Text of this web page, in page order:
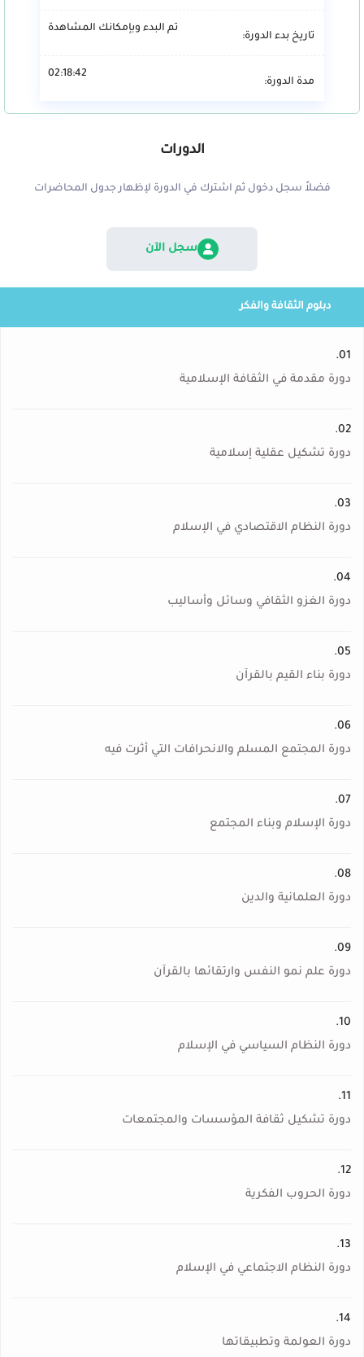
تاريخ بدء الدورة:
تم البدء وبإمكانك المشاهدة
مدة الدورة:
02:18:42
الدورات
فضلاً سجل دخول ثم اشترك في الدورة لإظهار جدول المحاضرات
سجل الآن
دبلوم الثقافة والفكر
01.
دورة مقدمة في الثقافة الإسلامية
02.
دورة تشكيل عقلية إسلامية
03.
دورة النظام الاقتصادي في الإسلام
04.
دورة الغزو الثقافي وسائل وأساليب
05.
دورة بناء القيم بالقرآن
06.
دورة المجتمع المسلم والانحرافات التي أثرت فيه
07.
دورة الإسلام وبناء المجتمع
08.
دورة العلمانية والدين
09.
دورة علم نمو النفس وارتقائها بالقرآن
10.
دورة النظام السياسي في الإسلام
11.
دورة تشكيل ثقافة المؤسسات والمجتمعات
12.
دورة الحروب الفكرية
13.
دورة النظام الاجتماعي في الإسلام
14.
دورة العولمة وتطبيقاتها